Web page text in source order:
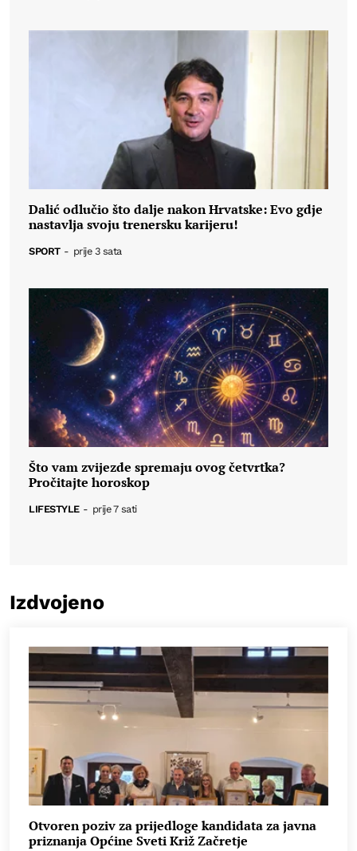
Dalić odlučio što dalje nakon Hrvatske: Evo gdje
nastavlja svoju trenersku karijeru!
SPORT - prije 3 sata
Što vam zvijezde spremaju ovog četvrtka?
Pročitajte horoskop
LIFESTYLE - prije 7 sati
Izdvojeno
Otvoren poziv za prijedloge kandidata za javna
priznanja Općine Sveti Križ Začretje